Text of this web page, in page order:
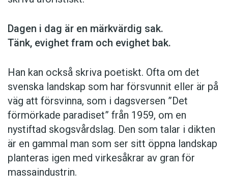
Dagen i dag är en märkvärdig sak.
Tänk, evighet fram och evighet bak.
Han kan också skriva poetiskt. Ofta om det
svenska landskap som har försvunnit eller är på
väg att försvinna, som i dagsversen ”Det
förmörkade paradiset” från 1959, om en
nystiftad skogsvårdslag. Den som talar i dikten
är en gammal man som ser sitt öppna landskap
planteras igen med virkesåkrar av gran för
massaindustrin.